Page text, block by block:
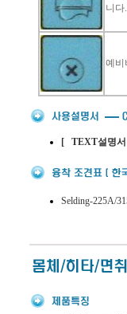
니다.
예비
[ TEXT설명서
Selding-225A/